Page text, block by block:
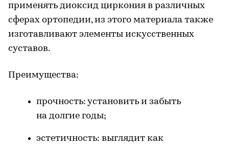
применять диоксид циркония в различных
сферах ортопедии, из этого материала также
изготавливают элементы искусственных
суставов.
Преимущества:
прочность: установить и забыть
на долгие годы;
эстетичность: выглядит как